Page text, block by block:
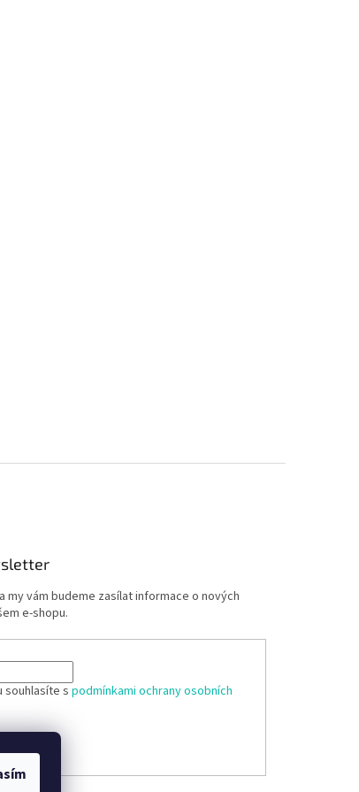
my vám budeme zasílat informace o nových
e-shopu.
souhlasíte spodmínkami ochrany osobních